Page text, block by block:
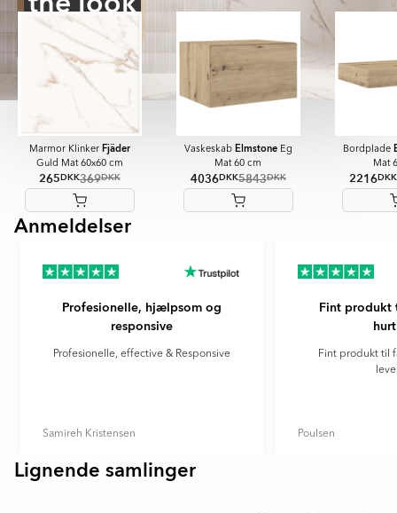
Marmor Klinker Fjäder
Guld Mat 60x60 cm
265DKK369DKK
Vaskeskab ElmstoneEg
Mat 60 cm
4036DKK5843DKK
Bordplade
Mat
2216DKK
ItemAnmeldelser
Samireh Kristensen
Profesionelle, hjælpsom og
responsive
Profesionelle, effective & Responsive
Poulsen
Fint produkt
Fint produkt til
Item
Lignende samlinger
VIBRANTE